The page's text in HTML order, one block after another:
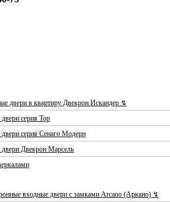
двери в квартиру Двекрон Искандер ↯
серия Тор
серия Сенаго Модерн
Двекрон Марсель
входные двери с замками Arcano (Аркано) ↯